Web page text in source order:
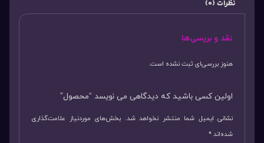
نظرات (0)
نقد و بررسی‌ها
هنوز بررسی‌ای ثبت نشده است.
اولین کسی باشید که دیدگاهی می نویسد “محصول”
نشانی ایمیل شما منتشر نخواهد شد. بخش‌های موردنیاز علامت‌گذاری
شده‌اند*